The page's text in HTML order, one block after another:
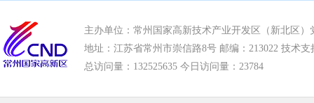
市应急管理局 市审计局 市外事办 市生态
主办单位：常州国家高新技术产业开发区（新北区）
地址：江苏省常州市崇信路8号 邮编：213022 技术支
总访问量： 132525635 今日访问量： 23784